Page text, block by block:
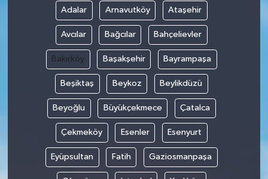
Adalar Arnavutköy Ataşehir
Avcılar Bağcılar Bahçelievler
Bakırköy Başakşehir Bayrampaşa
Beşiktaş Beykoz Beylikdüzü
Beyoğlu Büyükçekmece Çatalca
Çekmeköy Esenler Esenyurt
Eyüpsultan Fatih Gaziosmanpaşa